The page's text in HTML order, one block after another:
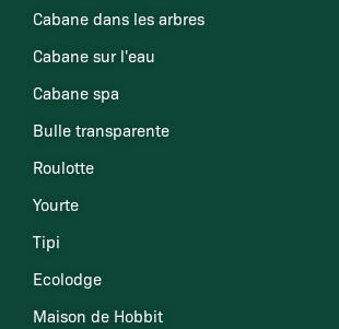
Cabane dans les arbres
Cabane sur l'eau
Cabane spa
Bulle transparente
Roulotte
Yourte
Tipi
Ecolodge
Maison de Hobbit